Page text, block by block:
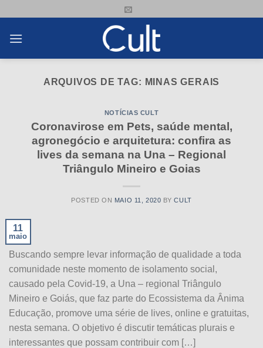
content
ARQUIVOS DE TAG: MINAS GERAIS
NOTÍCIAS CULT
Coronavirose em Pets, saúde mental,
agronegócio e arquitetura: confira as
lives da semana na Una – Regional
Triângulo Mineiro e Goias
POSTED ON MAIO 11, 2020 BYCULT
11
maio
Buscando sempre levar informação de qualidade a toda
comunidade neste momento de isolamento social,
causado pela Covid-19, a Una – regional Triângulo
Mineiro e Goiás, que faz parte do Ecossistema da Ânima
Educação, promove uma série de lives, online e gratuitas,
nesta semana. O objetivo é discutir temáticas plurais e
interessantes que possam contribuir com […]